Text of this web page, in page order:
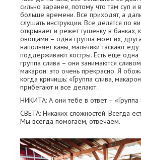
сильно заранее, потому что там суп и
больше времени. Все приходят, а
слушать инструкции. Все делятся по
открывает и режет тушенку в банках,
овощами – одна группа моет их,
наполняет каны, мальчики таскают
поддерживают костры. Есть еще одна
группа слива – они занимаются
макарон: это очень прекрасно. Я
когда кричишь: «Группа слива,
прибегают и все делают…
НИКИТА: А они тебе в ответ – «Группа
СВЕТА: Никаких сложностей. Всегда
Мы всегда помогаем, отвечаем.